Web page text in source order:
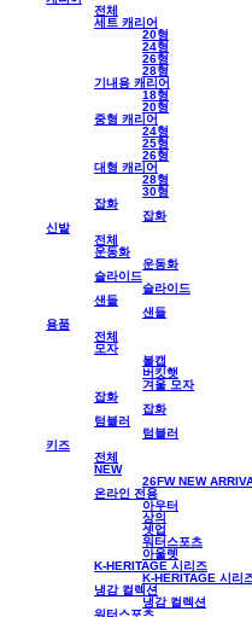
전체
세트 캐리어
20형
24형
26형
28형
기내용 캐리어
18형
20형
중형 캐리어
24형
25형
26형
대형 캐리어
28형
30형
잡화
잡화
신발
전체
운동화
운동화
슬라이드
슬라이드
샌들
샌들
용품
전체
모자
볼캡
버킷햇
겨울 모자
잡화
잡화
텀블러
텀블러
키즈
전체
NEW
26FW NEW
온라인 전용
아우터
상의
셋업
워터스포츠
아울렛
K-HERITAGE 시리즈
K-HERITAGE 시리
냉감 컬렉션
냉감 컬렉션
워터스포츠